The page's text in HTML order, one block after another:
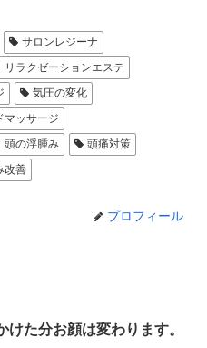
サロンレジーナ
リラクゼーションエステ
気圧の変化
マッサージ
頭の浮腫み
頭痛対策
改善
プロフィール
けた分お顔は変わります。